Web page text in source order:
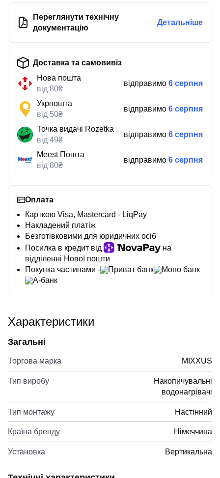
Переглянути технічну
документацію
Детальніше
Доставка та самовивіз
Нова пошта
від 80₴
відправимо 6 серпня
Укрпошта
від 50₴
відправимо 6 серпня
Точка видачі Rozetka
від 49₴
відправимо 6 серпня
Meest Пошта
від 80₴
відправимо 6 серпня
Оплата
Карткою Visa, Mastercard - LiqPay
Накладений платіж
Безготівковими для юридичних осіб
Посилка в кредит від
на
відділенні Нової пошти
Покупка частинами -
Приват банк
Моно банк
А-банк
Характеристики
Загальні
Торгова марка MIXXUS
Тип виробу
Накопичувальні
водонагрівачі
Тип монтажу Настінний
Країна бренду Німеччина
Установка Вертикальна